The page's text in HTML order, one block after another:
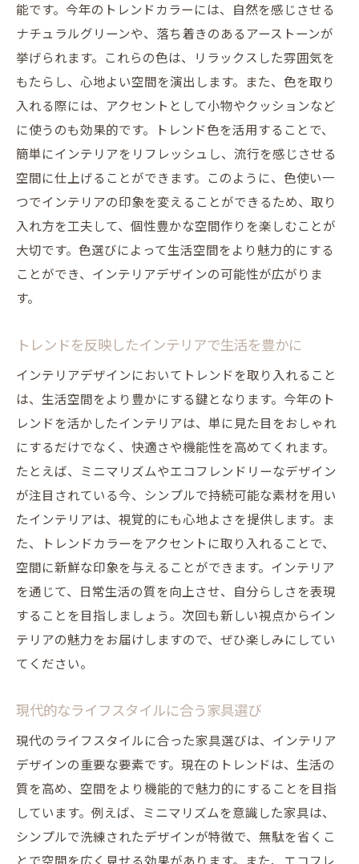
能です。今年のトレンドカラーには、自然を感じさせる
ナチュラルグリーンや、落ち着きのあるアーストーンが
挙げられます。これらの色は、リラックスした雰囲気を
もたらし、心地よい空間を演出します。また、色を取り
入れる際には、アクセントとして小物やクッションなど
に使うのも効果的です。トレンド色を活用することで、
簡単にインテリアをリフレッシュし、流行を感じさせる
空間に仕上げることができます。このように、色使い一
つでインテリアの印象を変えることができるため、取り
入れ方を工夫して、個性豊かな空間作りを楽しむことが
大切です。色選びによって生活空間をより魅力的にする
ことができ、インテリアデザインの可能性が広がりま
す。
トレンドを反映したインテリアで生活を豊かに
インテリアデザインにおいてトレンドを取り入れること
は、生活空間をより豊かにする鍵となります。今年のト
レンドを活かしたインテリアは、単に見た目をおしゃれ
にするだけでなく、快適さや機能性を高めてくれます。
たとえば、ミニマリズムやエコフレンドリーなデザイン
が注目されている今、シンプルで持続可能な素材を用い
たインテリアは、視覚的にも心地よさを提供します。ま
た、トレンドカラーをアクセントに取り入れることで、
空間に新鮮な印象を与えることができます。インテリア
を通じて、日常生活の質を向上させ、自分らしさを表現
することを目指しましょう。次回も新しい視点からイン
テリアの魅力をお届けしますので、ぜひ楽しみにしてい
てください。
現代的なライフスタイルに合う家具選び
現代のライフスタイルに合った家具選びは、インテリア
デザインの重要な要素です。現在のトレンドは、生活の
質を高め、空間をより機能的で魅力的にすることを目指
しています。例えば、ミニマリズムを意識した家具は、
シンプルで洗練されたデザインが特徴で、無駄を省くこ